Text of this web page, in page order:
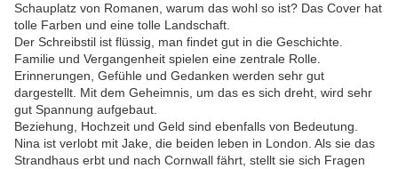
Schauplatz von Romanen, warum das wohl so ist? Das Cover hat
tolle Farben und eine tolle Landschaft.
Der Schreibstil ist flüssig, man findet gut in die Geschichte.
Familie und Vergangenheit spielen eine zentrale Rolle.
Erinnerungen, Gefühle und Gedanken werden sehr gut
dargestellt. Mit dem Geheimnis, um das es sich dreht, wird sehr
gut Spannung aufgebaut.
Beziehung, Hochzeit und Geld sind ebenfalls von Bedeutung.
Nina ist verlobt mit Jake, die beiden leben in London. Als sie das
Strandhaus erbt und nach Cornwall fährt, stellt sie sich Fragen